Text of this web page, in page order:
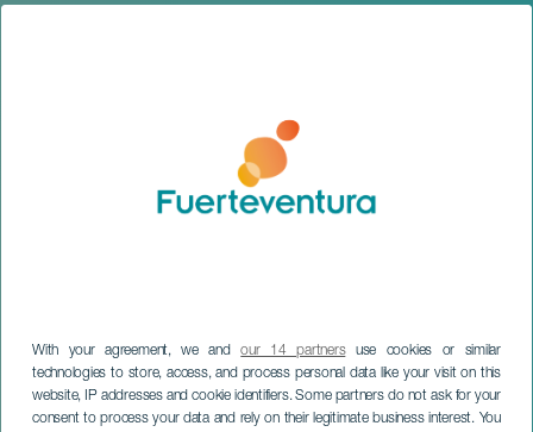
With your agreement, we andour 14 partnersuse cookies or similar
technologies to store, access, and process personal data like your visit on this
website, IP addresses and cookie identifiers. Some partners do not ask for your
consent to process your data and rely on their legitimate business interest. You
XIV Media Marathon
FUERTEVENTURA